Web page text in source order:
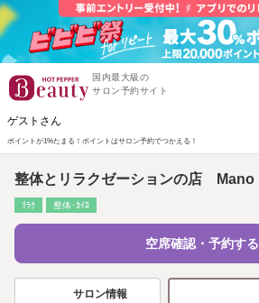
国内最大級の
サロン予約サイト
ゲストさん
ポイントが1%たまる！ ポイントはサロン予約でつかえる！
整体とリラクゼーションの店 Mano
ﾘﾗｸ 整体･ｶｲﾛ
空席確認・予約する
サロン情報